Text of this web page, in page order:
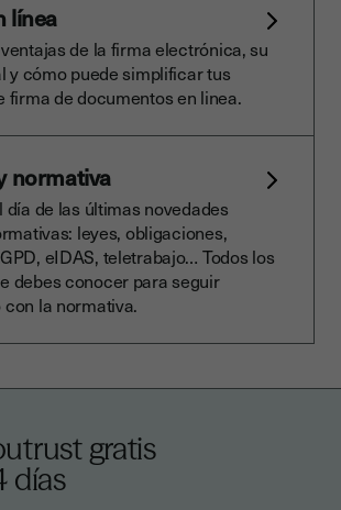
línea
de la firma electrónica, su
y cómo puede simplificar tus
firma de documentos en linea.
normativa
de las últimas novedades
leyes, obligaciones,
eIDAS, teletrabajo… Todos los
debes conocer para seguir
la normativa.
gratis
días